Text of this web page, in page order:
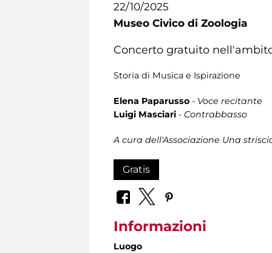
22/10/2025
Museo Civico di Zoologia
Concerto gratuito
Storia di Musica e Ispirazione
Elena Paparusso - Voce recitante
Luigi Masciari - Contrabbasso
A cura dell'Associazione Una
Gratis
Informazioni
Luogo